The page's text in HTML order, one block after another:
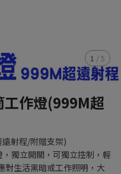
1 /5
工作燈(999M超
射程/附贈支架)
獨立開關，可獨立控制，輕
對生活黑暗或工作照明，大